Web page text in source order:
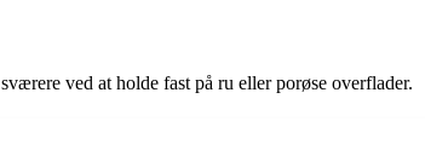
ved at holde fast på ru eller porøse overflader.